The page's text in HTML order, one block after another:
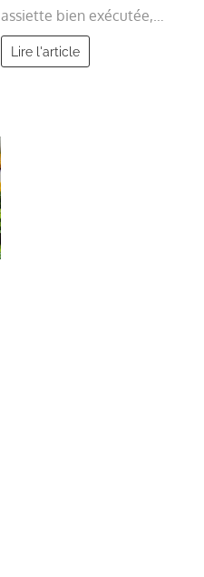
assiette bien exécutée,…
Lire l'article